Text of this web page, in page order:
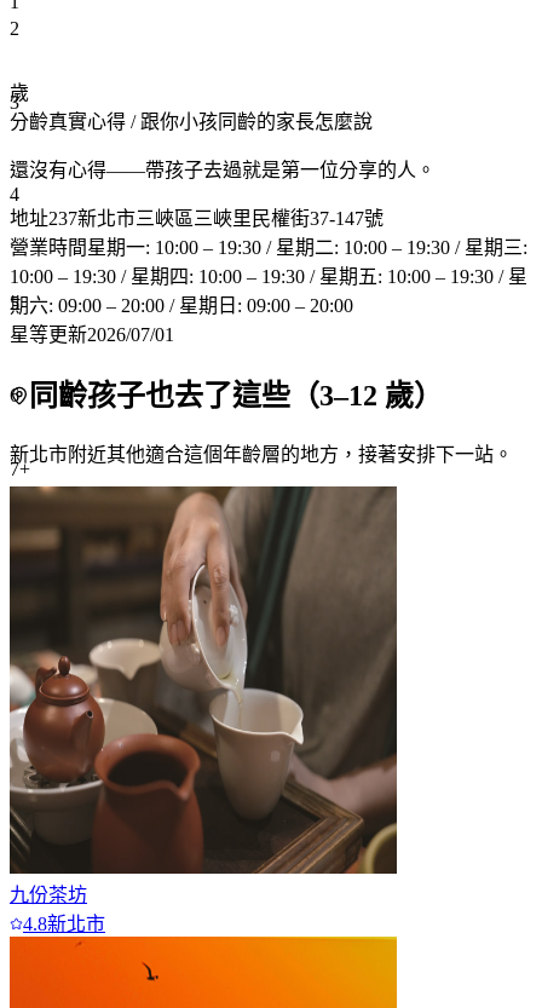
2
3
4
5
6
7+
歲
分齡真實心得 / 跟你小孩同齡的家長怎麼說
還沒有心得——帶孩子去過就是第一位分享的人。
地址237新北市三峽區三峽里民權街37-147號
營業時間星期一: 10:00 – 19:30 / 星期二: 10:00 – 19:30 / 星期三:
10:00 – 19:30 / 星期四: 10:00 – 19:30 / 星期五: 10:00 – 19:30 / 星
期六: 09:00 – 20:00 / 星期日: 09:00 – 20:00
星等更新2026/07/01
同齡孩子也去了這些（3–12 歲）
新北市附近其他適合這個年齡層的地方，接著安排下一站。
九份茶坊
4.8新北市